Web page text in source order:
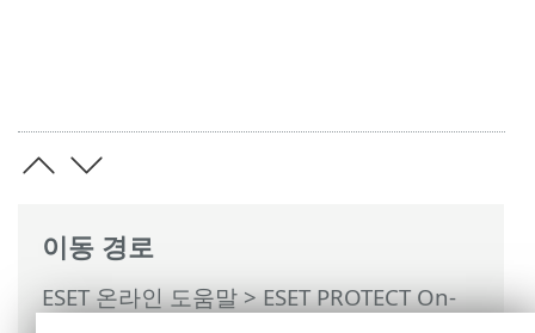
이동 경로
ESET 온라인 도움말>ESET PROTECT On-